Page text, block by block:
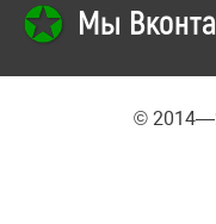
Мы
©